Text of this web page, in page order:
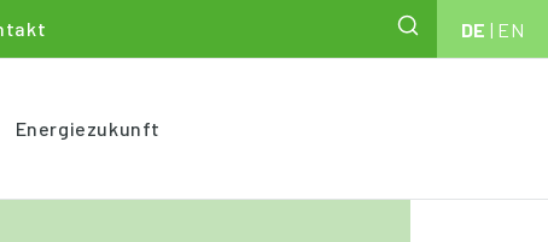
DE | EN
Energiezukunft